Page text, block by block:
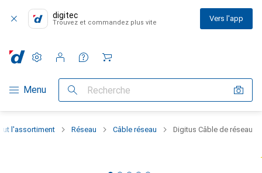
digitec
Trouvez et commandez plus vite Vers l'app
Navigation par catégorie
Menu Recherche
Paramètres
Compte client
Listes de comparaison
Listes d'envies
Panier
l'assortiment Réseau Câble réseau Digitus Câble de réseau